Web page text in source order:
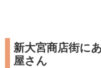
新大宮商店街に
屋さん